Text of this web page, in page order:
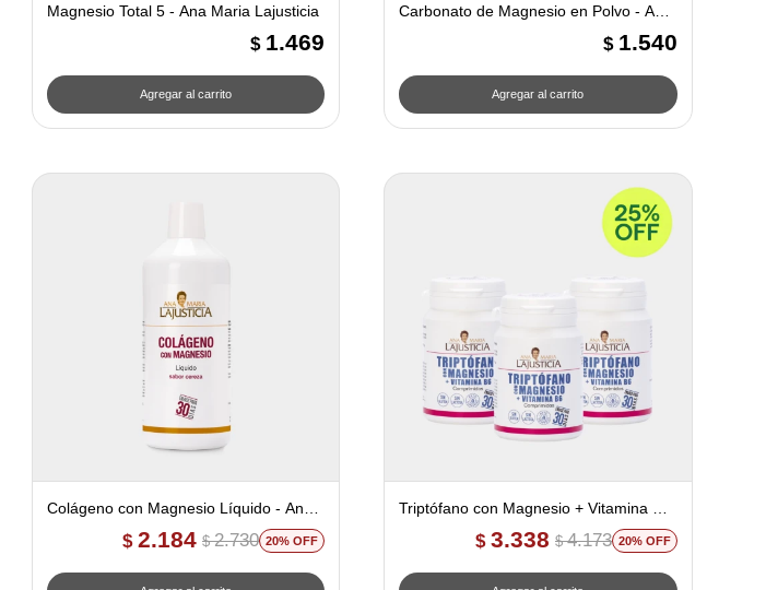
Magnesio Total 5 - Ana Maria Lajusticia
$ 1.469
Carbonato de Magnesio en Polvo - Ana
$ 1.540
Colágeno con Magnesio Líquido - Ana
Maria Lajusticia
$ 2.184 $ 2.730 20
Triptófano con Magnesio + Vitamina B6
- 3un. 20% off
$ 3.338 $ 4.173 20